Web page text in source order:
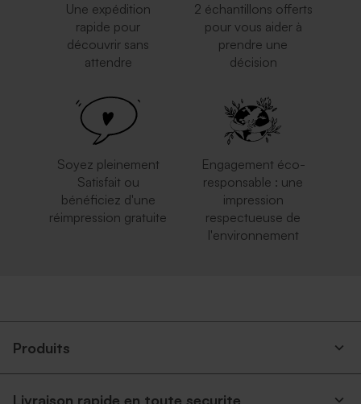
Une expédition
rapide pour
découvrir sans
attendre
2 échantillons offerts
pour vous aider à
prendre une
décision
Soyez pleinement
Satisfait ou
bénéficiez d'une
réimpression gratuite
Engagement éco-
responsable : une
impression
respectueuse de
l'environnement
Produits
Livraison rapide en toute securite